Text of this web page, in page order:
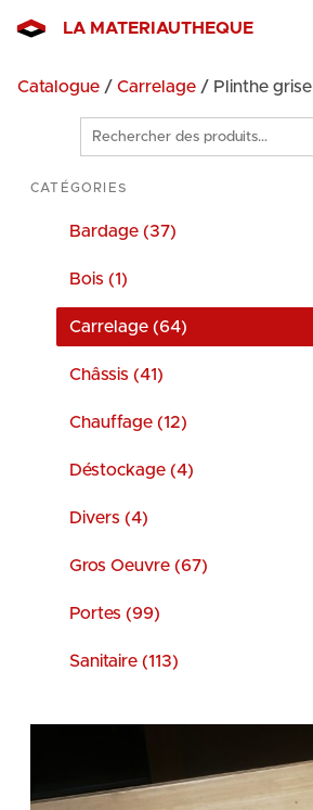
LA MATERIAUTHEQUE
Catalogue / Carrelage / Plinthe grise
Rechercher
des
produits
CATÉGORIES
Bardage (37)
Bois (1)
Carrelage (64)
Châssis (41)
Chauffage (12)
Déstockage (4)
Divers (4)
Gros Oeuvre (67)
Portes (99)
Sanitaire (113)